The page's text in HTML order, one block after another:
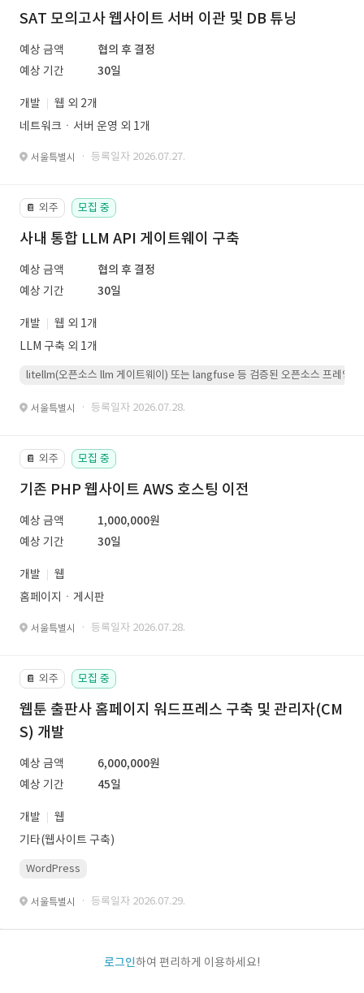
SAT 모의고사 웹사이트 서버 이관 및 DB 튜닝
예상 금액
협의 후 결정
예상 기간
30일
개발
웹 외 2개
네트워크ㆍ서버 운영 외 1개
서울특별시 · 등록일자 2026.07.27.
📔 외주 모집 중
사내 통합 LLM API 게이트웨이 구축
예상 금액
협의 후 결정
예상 기간
30일
개발
웹 외 1개
LLM 구축 외 1개
litellm(오픈소스 llm 게이트웨이) 또는 langfuse 등 검증된 오픈소스 프레임워
서울특별시 · 등록일자 2026.07.28.
📔 외주 모집 중
기존 PHP 웹사이트 AWS 호스팅 이전
예상 금액
1,000,000원
예상 기간
30일
개발
웹
홈페이지ㆍ게시판
서울특별시 · 등록일자 2026.07.28.
📔 외주 모집 중
웹툰 출판사 홈페이지 워드프레스 구축 및 관리자(CM
S) 개발
예상 금액
6,000,000원
예상 기간
45일
개발
웹
기타(웹사이트 구축)
WordPress
서울특별시 · 등록일자 2026.07.29.
로그인하여 편리하게 이용하세요!